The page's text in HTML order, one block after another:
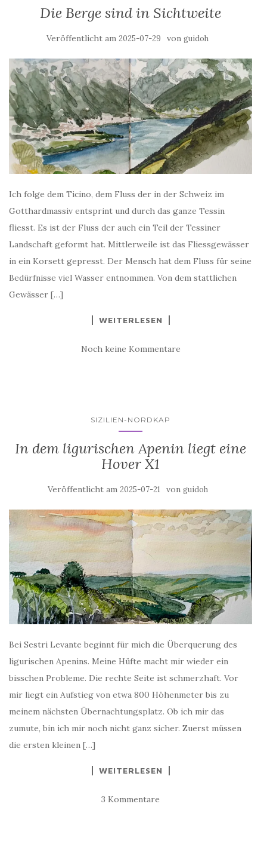
Die Berge sind in Sichtweite
Veröffentlicht am 2025-07-29 von guidoh
Ich folge dem Ticino, dem Fluss der in der Schweiz im
Gotthardmassiv entsprint und durch das ganze Tessin
fliesst. Es ist der Fluss der auch ein Teil der Tessiner
Landschaft geformt hat. Mittlerweile ist das Fliessgewässer
in ein Korsett gepresst. Der Mensch hat dem Fluss für seine
Bedürfnisse viel Wasser entnommen. Von dem stattlichen
Gewässer […]
WEITERLESEN
Noch keine Kommentare
SIZILIEN-NORDKAP
In dem ligurischen Apenin liegt eine
Hover X1
Veröffentlicht am 2025-07-21 von guidoh
Bei Sestri Levante beginnt für mich die Überquerung des
ligurischen Apenins. Meine Hüfte macht mir wieder ein
bisschen Probleme. Die rechte Seite ist schmerzhaft. Vor
mir liegt ein Aufstieg von etwa 800 Höhenmeter bis zu
meinem nächsten Übernachtungsplatz. Ob ich mir das
zumute, bin ich mir noch nicht ganz sicher. Zuerst müssen
die ersten kleinen […]
WEITERLESEN
3 Kommentare